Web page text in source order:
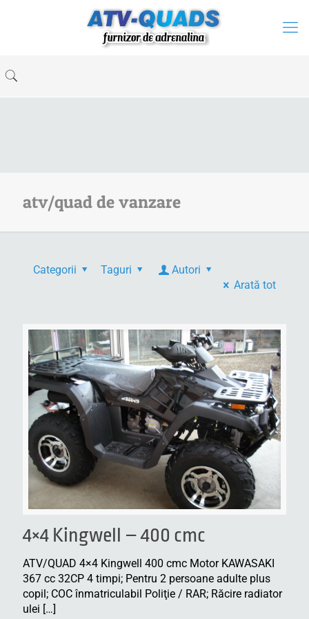
atv/quad de vanzare
Categorii Taguri
Autori
Arată tot
4×4 Kingwell – 400 cmc
ATV/QUAD 4×4 Kingwell 400 cmc Motor KAWASAKI
367 cc 32CP 4 timpi; Pentru 2 persoane adulte plus
copil; COC înmatriculabil Poliţie / RAR; Răcire radiator
ulei […]